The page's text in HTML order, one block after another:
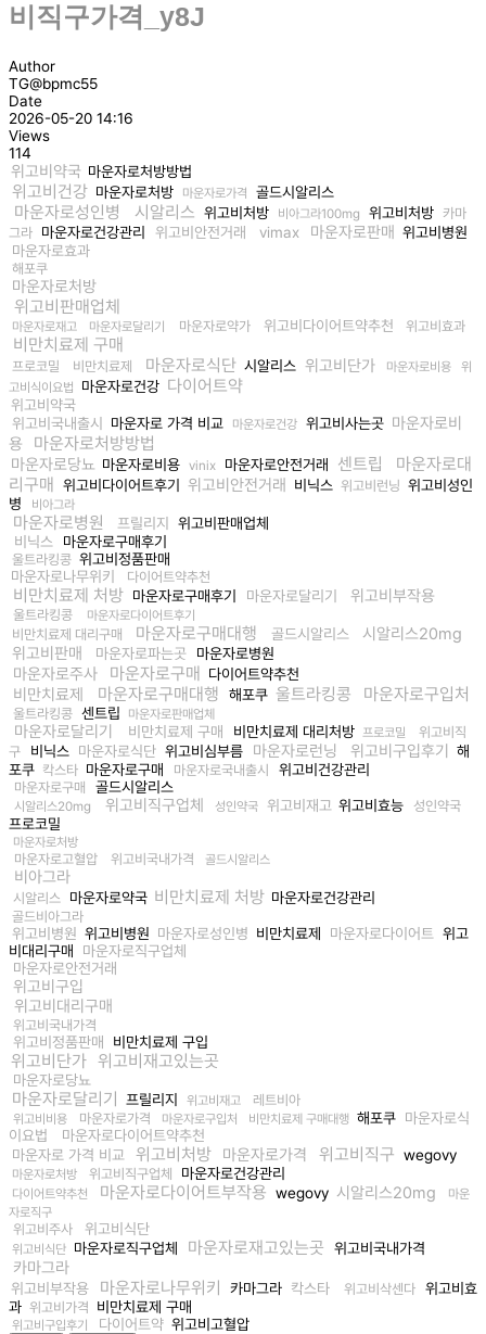
비직구가격_y8J
Author
TG@bpmc55
Date
2026-05-20 14:16
Views
114
위고비약국 마운자로처방방법
위고비건강 마운자로처방 마운자로가격 골드시알리스
마운자로성인병 시알리스 위고비처방 비아그라100mg 위고비처방 카마
그라 마운자로건강관리 위고비안전거래 vimax 마운자로판매 위고비병원
마운자로효과
해포쿠
마운자로처방
위고비판매업체
마운자로재고 마운자로달리기 마운자로약가 위고비다이어트약추천 위고비효과
비만치료제 구매
프로코밀 비만치료제 마운자로식단 시알리스 위고비단가 마운자로비용
위
고비식이요법
마운자로건강 다이어트약
위고비약국
위고비국내출시
마운자로 가격 비교 마운자로건강 위고비사는곳 마운자로비
용
마운자로처방방법
마운자로당뇨 마운자로비용 vinix 마운자로안전거래 센트립
마운자로대
리구매
위고비다이어트후기 위고비안전거래 비닉스 위고비런닝 위고비성인
병
비아그라
마운자로병원 프릴리지
위고비판매업체
비닉스
마운자로구매후기
울트라킹콩 위고비정품판매
마운자로나무위키
다이어트약추천
비만치료제 처방 마운자로구매후기 마운자로달리기 위고비부작용
울트라킹콩 마운자로다이어트후기
비만치료제 대리구매 마운자로구매대행 골드시알리스
시알리스20mg
위고비판매
마운자로파는곳 마운자로병원
마운자로주사 마운자로구매 다이어트약추천
비만치료제 마운자로구매대행 해포쿠 울트라킹콩 마운자로구입처
울트라킹콩 센트립 마운자로판매업체
마운자로달리기 비만치료제 구매 비만치료제 대리처방 프로코밀
위고비직
구
비닉스 마운자로식단 위고비심부름 마운자로런닝 위고비구입후기
해
포쿠 칵스타 마운자로구매 마운자로국내출시 위고비건강관리
마운자로구매 골드시알리스
시알리스20mg 위고비직구업체 성인약국 위고비재고 위고비효능 성인약국
프로코밀
마운자로처방
마운자로고혈압 위고비국내가격 골드시알리스
비아그라
시알리스 마운자로약국 비만치료제 처방 마운자로건강관리
골드비아그라
위고비병원 위고비병원 마운자로성인병 비만치료제 마운자로다이어트 위고
비대리구매
마운자로직구업체
마운자로안전거래
위고비구입
위고비대리구매
위고비국내가격
위고비정품판매 비만치료제 구입
위고비단가 위고비재고있는곳
마운자로당뇨
마운자로달리기 프릴리지 위고비재고 레트비아
위고비비용 마운자로가격 마운자로구입처 비만치료제 구매대행 해포쿠 마운자로식
이요법
마운자로다이어트약추천
마운자로 가격 비교
위고비처방 마운자로가격 위고비직구 wegovy
마운자로처방 위고비직구업체 마운자로건강관리
다이어트약추천 마운자로다이어트부작용 wegovy 시알리스20mg
마운
자로직구
위고비주사 위고비식단
위고비식단 마운자로직구업체 마운자로재고있는곳 위고비국내가격
카마그라
위고비부작용 마운자로나무위키 카마그라 칵스타 위고비삭센다 위고비효
과 위고비가격 비만치료제 구매
위고비구입후기 다이어트약 위고비고혈압